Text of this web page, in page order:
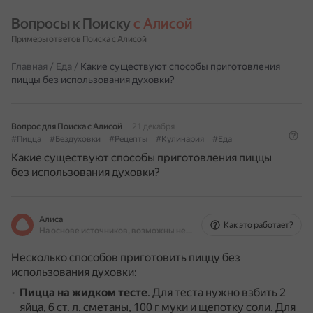
Вопросы к Поиску с Алисой
Примеры ответов Поиска с Алисой
Главная / Еда / Какие существуют способы приготовления
пиццы без использования духовки?
Вопрос для Поиска с Алисой
21 декабря
#Пицца
#Бездуховки #Рецепты #Кулинария #Еда
Какие существуют способы приготовления пиццы
без использования духовки?
Алиса
На основе источников, возможны неточности
Как это работает?
Несколько способов приготовить пиццу без
использования духовки:
Пицца на жидком тесте. Для теста нужно взбить 2
яйца, 6 ст. л. сметаны, 100 г муки и щепотку соли. Для